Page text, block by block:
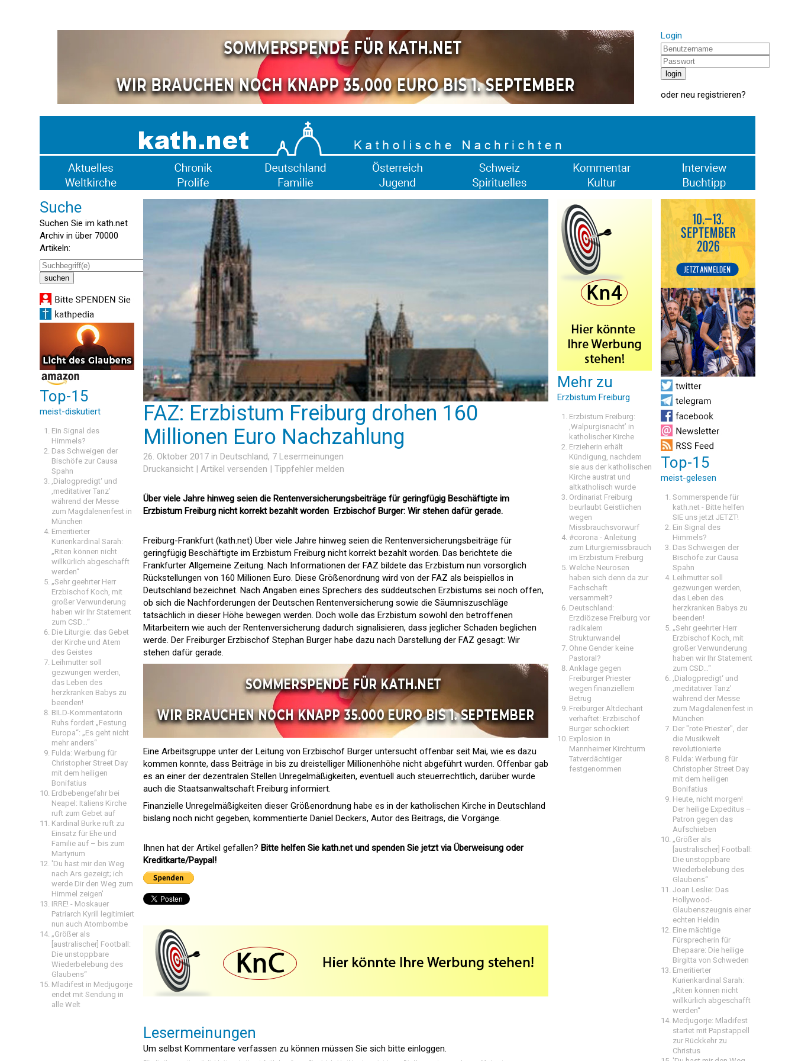
Login
oder neu registrieren?
Suche
Suchen Sie im kath.net
Archiv in über 70000
Artikeln:
Top-15
meist-diskutiert
Ein Signal des
Himmels?
Das Schweigen der
Bischöfe zur Causa
Spahn
‚Dialogpredigt‘ und
‚meditativer Tanz’
während der Messe
zum Magdalenenfest in
München
Emeritierter
Kurienkardinal Sarah:
„Riten können nicht
willkürlich abgeschafft
werden“
„Sehr geehrter Herr
Erzbischof Koch, mit
großer Verwunderung
haben wir Ihr Statement
zum CSD…“
Die Liturgie: das Gebet
der Kirche und Atem
des Geistes
Leihmutter soll
gezwungen werden,
das Leben des
herzkranken Babys zu
beenden!
BILD-Kommentatorin
Ruhs fordert „Festung
Europa“: „Es geht nicht
mehr anders“
Fulda: Werbung für
Christopher Street Day
mit dem heiligen
Bonifatius
Erdbebengefahr bei
Neapel: Italiens Kirche
ruft zum Gebet auf
Kardinal Burke ruft zu
Einsatz für Ehe und
Familie auf – bis zum
Martyrium
'Du hast mir den Weg
nach Ars gezeigt; ich
werde Dir den Weg zum
Himmel zeigen'
IRRE! - Moskauer
Patriarch Kyrill legitimiert
nun auch Atombombe
„Größer als
[australischer] Football:
Die unstoppbare
Wiederbelebung des
Glaubens“
Mladifest in Medjugorje
endet mit Sendung in
alle Welt
FAZ: Erzbistum Freiburg drohen 160
Millionen Euro Nachzahlung
26. Oktober 2017 in Deutschland, 7 Lesermeinungen
Druckansicht | Artikel versenden | Tippfehler melden
Über viele Jahre hinweg seien die Rentenversicherungsbeiträge für geringfügig Beschäftigte im
Erzbistum Freiburg nicht korrekt bezahlt worden  Erzbischof Burger: Wir stehen dafür gerade.
Freiburg-Frankfurt (kath.net) Über viele Jahre hinweg seien die Rentenversicherungsbeiträge für
geringfügig Beschäftigte im Erzbistum Freiburg nicht korrekt bezahlt worden. Das berichtete die
Frankfurter Allgemeine Zeitung. Nach Informationen der FAZ bildete das Erzbistum nun vorsorglich
Rückstellungen von 160 Millionen Euro. Diese Größenordnung wird von der FAZ als beispiellos in
Deutschland bezeichnet. Nach Angaben eines Sprechers des süddeutschen Erzbistums sei noch offen,
ob sich die Nachforderungen der Deutschen Rentenversicherung sowie die Säumniszuschläge
tatsächlich in dieser Höhe bewegen werden. Doch wolle das Erzbistum sowohl den betroffenen
Mitarbeitern wie auch der Rentenversicherung dadurch signalisieren, dass jeglicher Schaden beglichen
werde. Der Freiburger Erzbischof Stephan Burger habe dazu nach Darstellung der FAZ gesagt: Wir
stehen dafür gerade.
Eine Arbeitsgruppe unter der Leitung von Erzbischof Burger untersucht offenbar seit Mai, wie es dazu
kommen konnte, dass Beiträge in bis zu dreistelliger Millionenhöhe nicht abgeführt wurden. Offenbar gab
es an einer der dezentralen Stellen Unregelmäßigkeiten, eventuell auch steuerrechtlich, darüber wurde
auch die Staatsanwaltschaft Freiburg informiert.
Finanzielle Unregelmäßigkeiten dieser Größenordnung habe es in der katholischen Kirche in Deutschland
bislang noch nicht gegeben, kommentierte Daniel Deckers, Autor des Beitrags, die Vorgänge.
Ihnen hat der Artikel gefallen? Bitte helfen Sie kath.net und spenden Sie jetzt via Überweisung oder
Kreditkarte/Paypal!
Lesermeinungen
Um selbst Kommentare verfassen zu können müssen Sie sich bitte einloggen.
Mehr zu
Erzbistum Freiburg
Erzbistum Freiburg:
‚Walpurgisnacht’ in
katholischer Kirche
Erzieherin erhält
Kündigung, nachdem
sie aus der katholischen
Kirche austrat und
altkatholisch wurde
Ordinariat Freiburg
beurlaubt Geistlichen
wegen
Missbrauchsvorwurf
#corona - Anleitung
zum Liturgiemissbrauch
im Erzbistum Freiburg
Welche Neurosen
haben sich denn da zur
Fachschaft
versammelt?
Deutschland:
Erzdiözese Freiburg vor
radikalem
Strukturwandel
Ohne Gender keine
Pastoral?
Anklage gegen
Freiburger Priester
wegen finanziellem
Betrug
Freiburger Altdechant
verhaftet: Erzbischof
Burger schockiert
Explosion in
Mannheimer Kirchturm 
Tatverdächtiger
festgenommen
Top-15
meist-gelesen
Sommerspende für
kath.net - Bitte helfen
SIE uns jetzt JETZT!
Ein Signal des
Himmels?
Das Schweigen der
Bischöfe zur Causa
Spahn
Leihmutter soll
gezwungen werden,
das Leben des
herzkranken Babys zu
beenden!
„Sehr geehrter Herr
Erzbischof Koch, mit
großer Verwunderung
haben wir Ihr Statement
zum CSD…“
‚Dialogpredigt‘ und
‚meditativer Tanz’
während der Messe
zum Magdalenenfest in
München
Der "rote Priester", der
die Musikwelt
revolutionierte
Fulda: Werbung für
Christopher Street Day
mit dem heiligen
Bonifatius
Heute, nicht morgen!
Der heilige Expeditus –
Patron gegen das
Aufschieben
„Größer als
[australischer] Football:
Die unstoppbare
Wiederbelebung des
Glaubens“
Joan Leslie: Das
Hollywood-
Glaubenszeugnis einer
echten Heldin
Eine mächtige
Fürsprecherin für
Ehepaare: Die heilige
Birgitta von Schweden
Emeritierter
Kurienkardinal Sarah:
„Riten können nicht
willkürlich abgeschafft
werden“
Medjugorje: Mladifest
startet mit Papstappell
zur Rückkehr zu
Christus